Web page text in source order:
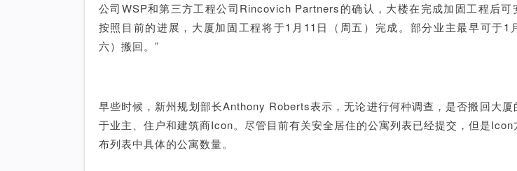
公司WSP和第三方工程公司Rincovich Partners的确认，大楼在完成加固工程后可
按照目前的进展，大厦加固工程将于1月11日（周五）完成。部分业主最早可于1
六）搬回。”
早些时候，新州规划部长Anthony Roberts表示，无论进行何种调查，是否搬回大厦
于业主、住户和建筑商Icon。尽管目前有关安全居住的公寓列表已经提交，但是Icon
布列表中具体的公寓数量。